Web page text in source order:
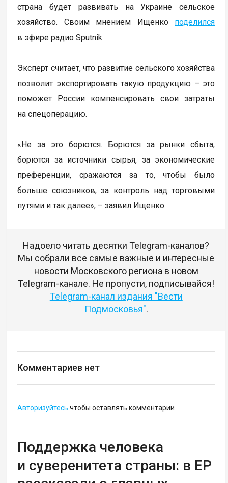
страна будет развивать на Украине сельское
хозяйство. Своим мнением Ищенко поделился
в эфире радио Sputnik.
Эксперт считает, что развитие сельского хозяйства
позволит экспортировать такую продукцию – это
поможет России компенсировать свои затраты
на спецоперацию.
«Не за это борются. Борются за рынки сбыта,
борются за источники сырья, за экономические
преференции, сражаются за то, чтобы было
больше союзников, за контроль над торговыми
путями и так далее», – заявил Ищенко.
Надоело читать десятки Telegram-каналов?
Мы собрали все самые важные и интересные
новости Московского региона в новом
Telegram-канале. Не пропусти, подписывайся!
Telegram-канал издания "Вести
Подмосковья".
Комментариев нет
Авторизуйтесь чтобы оставлять комментарии
Поддержка человека
и суверенитета страны: в ЕР